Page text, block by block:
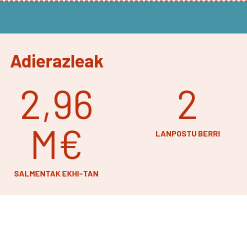
Adierazleak
2,96
M€
SALMENTAK EKHI-TAN
2
LANPOSTU BERRI